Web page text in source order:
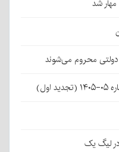
شد
دولتی محروم می‌شوند
لیگ یک